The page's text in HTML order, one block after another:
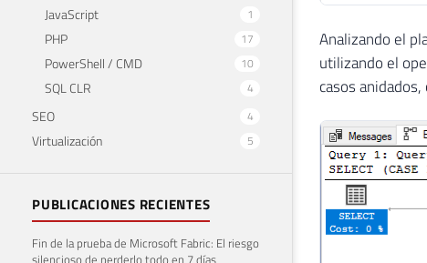
JavaScript 1
PHP 17
PowerShell / CMD 10
SQL CLR 4
SEO 4
Virtualización 5
PUBLICACIONES RECIENTES
Fin de la prueba de Microsoft Fabric: El riesgo
silencioso de perderlo todo en 7 días
Analizando el
utilizando el
casos